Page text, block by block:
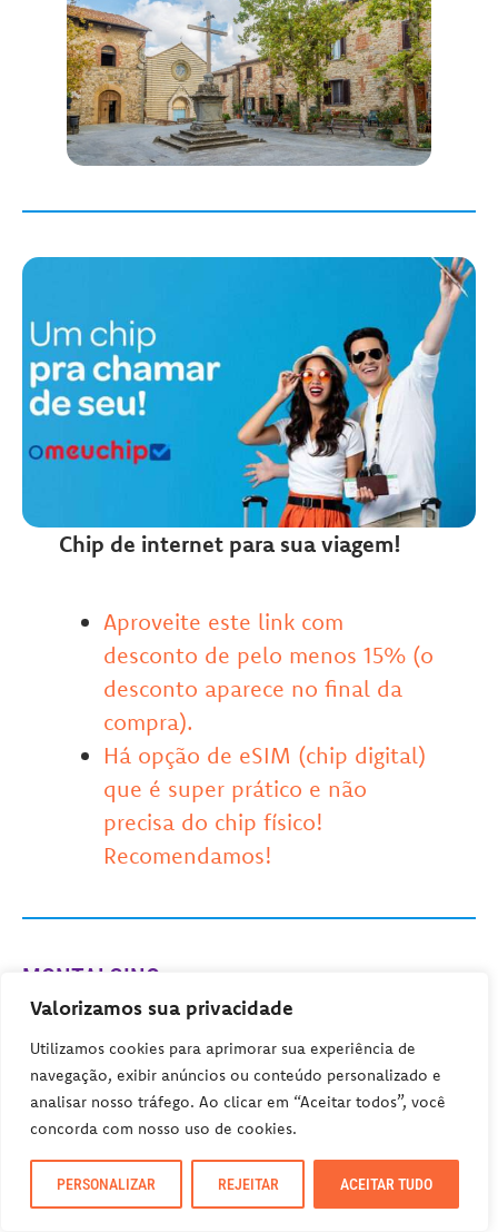
Valorizamos sua privacidade
Utilizamos cookies para aprimorar sua experiência de
navegação, exibir anúncios ou conteúdo personalizado e
analisar nosso tráfego. Ao clicar em “Aceitar todos”, você
concorda com nosso uso de cookies.
PERSONALIZAR REJEITAR ACEITAR TUDO
Chip de internet para sua viagem!
Aproveite este link com
desconto de pelo menos 15% (o
desconto aparece no final da
compra).
Há opção de eSIM (chip digital)
que é super prático e não
precisa do chip físico!
Recomendamos!
MONTALCINO
Menor do que Montepulciano, Montalcino
também é menos turística, apesar de sua
reivindicação à fama. Afinal, é ali que se
produz oBrunello di Montalcino
vezes considerado o melhor vinho da Itália.
Então, os amantes do vinho não podem